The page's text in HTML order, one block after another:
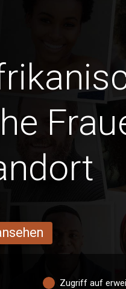
Zugriff auf